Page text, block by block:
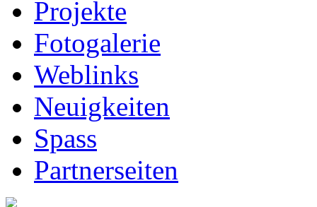
Projekte
Fotogalerie
Weblinks
Neuigkeiten
Spass
Partnerseiten